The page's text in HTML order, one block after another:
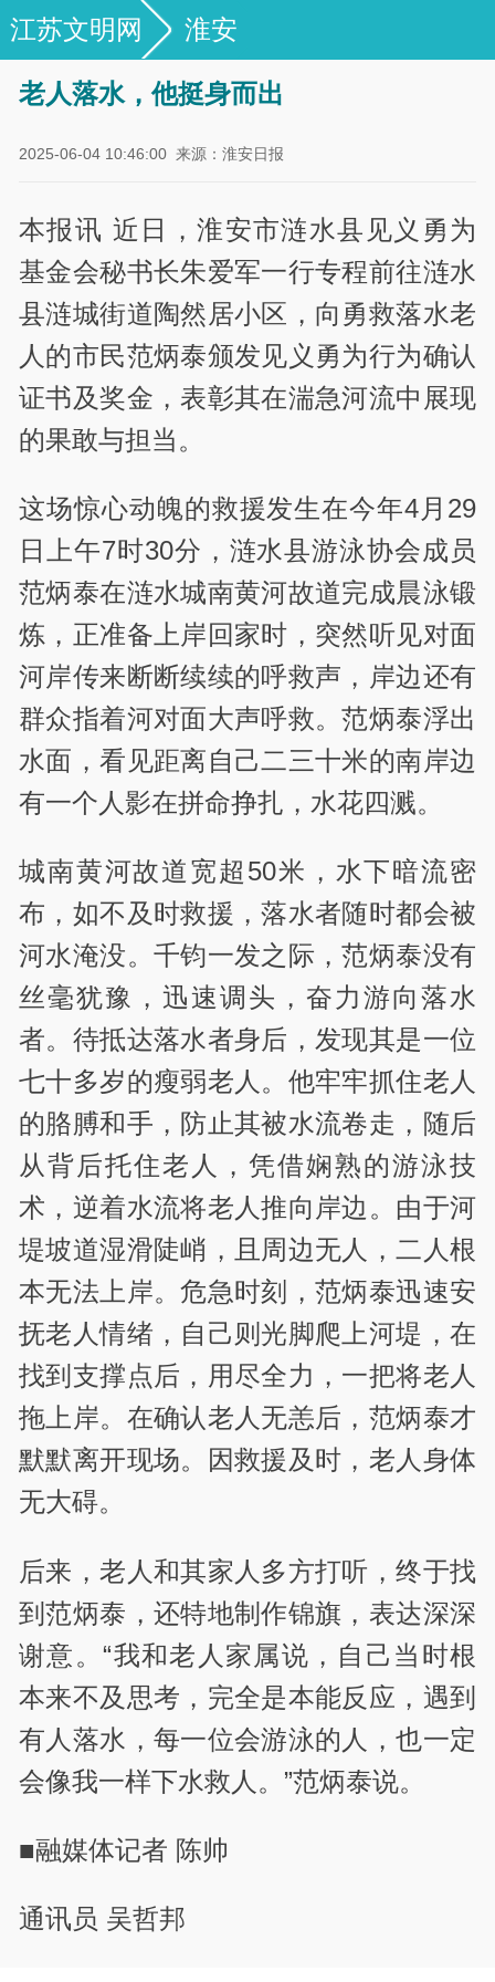
江苏文明网 淮安
老人落水，他挺身而出
2025-06-04 10:46:00 来源：淮安日报
本报讯 近日，淮安市涟水县见义勇为
基金会秘书长朱爱军一行专程前往涟水
县涟城街道陶然居小区，向勇救落水老
人的市民范炳泰颁发见义勇为行为确认
证书及奖金，表彰其在湍急河流中展现
的果敢与担当。
这场惊心动魄的救援发生在今年4月29
日上午7时30分，涟水县游泳协会成员
范炳泰在涟水城南黄河故道完成晨泳锻
炼，正准备上岸回家时，突然听见对面
河岸传来断断续续的呼救声，岸边还有
群众指着河对面大声呼救。范炳泰浮出
水面，看见距离自己二三十米的南岸边
有一个人影在拼命挣扎，水花四溅。
城南黄河故道宽超50米，水下暗流密
布，如不及时救援，落水者随时都会被
河水淹没。千钧一发之际，范炳泰没有
丝毫犹豫，迅速调头，奋力游向落水
者。待抵达落水者身后，发现其是一位
七十多岁的瘦弱老人。他牢牢抓住老人
的胳膊和手，防止其被水流卷走，随后
从背后托住老人，凭借娴熟的游泳技
术，逆着水流将老人推向岸边。由于河
堤坡道湿滑陡峭，且周边无人，二人根
本无法上岸。危急时刻，范炳泰迅速安
抚老人情绪，自己则光脚爬上河堤，在
找到支撑点后，用尽全力，一把将老人
拖上岸。在确认老人无恙后，范炳泰才
默默离开现场。因救援及时，老人身体
无大碍。
后来，老人和其家人多方打听，终于找
到范炳泰，还特地制作锦旗，表达深深
谢意。“我和老人家属说，自己当时根
本来不及思考，完全是本能反应，遇到
有人落水，每一位会游泳的人，也一定
会像我一样下水救人。”范炳泰说。
■融媒体记者 陈帅
通讯员 吴哲邦